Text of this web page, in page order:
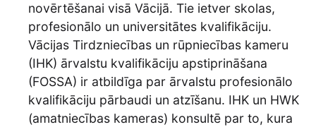
novērtēšanai visā Vācijā. Tie ietver skolas,
profesionālo un universitātes kvalifikāciju.
Vācijas Tirdzniecības un rūpniecības kameru
(IHK) ārvalstu kvalifikāciju apstiprināšana
(FOSSA) ir atbildīga par ārvalstu profesionālo
kvalifikāciju pārbaudi un atzīšanu. IHK un HWK
(amatniecības kameras) konsultē par to, kura